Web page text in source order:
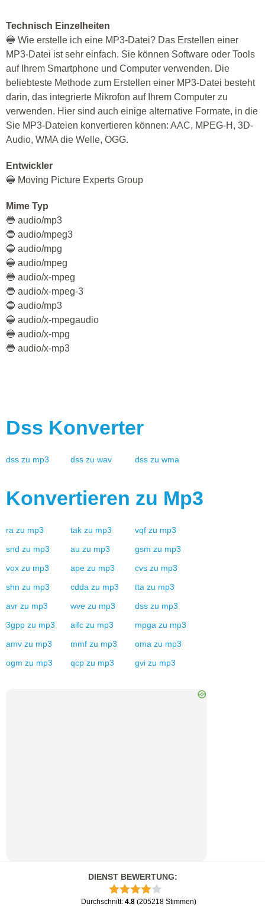
Technisch Einzelheiten
🔵 Wie erstelle ich eine MP3-Datei? Das Erstellen einer
MP3-Datei ist sehr einfach. Sie können Software oder Tools
auf Ihrem Smartphone und Computer verwenden. Die
beliebteste Methode zum Erstellen einer MP3-Datei besteht
darin, das integrierte Mikrofon auf Ihrem Computer zu
verwenden. Hier sind auch einige alternative Formate, in die
Sie MP3-Dateien konvertieren können: AAC, MPEG-H, 3D-
Audio, WMA die Welle, OGG.
Entwickler
🔵 Moving Picture Experts Group
Mime Typ
🔵 audio/mp3
🔵 audio/mpeg3
🔵 audio/mpg
🔵 audio/mpeg
🔵 audio/x-mpeg
🔵 audio/x-mpeg-3
🔵 audio/mp3
🔵 audio/x-mpegaudio
🔵 audio/x-mpg
🔵 audio/x-mp3
Dss Konverter
dss zu mp3 dss zu wav dss zu wma
Konvertieren zu Mp3
ra zu mp3 tak zu mp3 vqf zu mp3
snd zu mp3 au zu mp3 gsm zu mp3
vox zu mp3 ape zu mp3 cvs zu mp3
shn zu mp3 cdda zu mp3 tta zu mp3
avr zu mp3 wve zu mp3 dss zu mp3
3gpp zu mp3 aifc zu mp3 mpga zu mp3
amv zu mp3 mmf zu mp3 oma zu mp3
ogm zu mp3 qcp zu mp3 gvi zu mp3
DIENST BEWERTUNG:
Durchschnitt: 4.8 (205218 Stimmen)